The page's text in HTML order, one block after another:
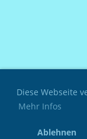
Diese Webseite
Mehr Infos
Ablehnen